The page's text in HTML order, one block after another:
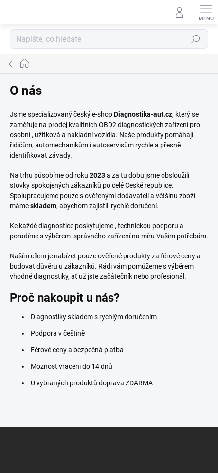
Hledat
Domů
O nás
Jsme specializovaný český e-shopDiagnostika-aut.cz, který se
zaměřuje na prodej kvalitních OBD2 diagnostických zařízení pro
osobní , užitková a nákladní vozidla. Naše produkty pomáhají
řidičům, automechanikům i autoservisům rychle a přesně
identifikovat závady.
Na trhu působíme od roku 2023a za tu dobu jsme obsloužili
stovky spokojených zákazníků po celé České republice.
Spolupracujeme pouze s ověřenými dodavateli a většinu zboží
mámeskladem, abychom zajistili rychlé doručení.
Ke každé diagnostice poskytujeme , technickou podporu a
poradíme s výběrem správného zařízení na míru Vašim potřebám.
Naším cílem je nabízet pouze ověřené produkty za férové ceny a
budovat důvěru u zákazníků. Rádi vám pomůžeme s výběrem
vhodné diagnostiky, ať už jste začátečník nebo profesionál.
Proč nakoupit u nás?
Diagnostiky skladem s rychlým doručením
Podpora v češtině
Férové ceny a bezpečná platba
Možnost vrácení do 14 dnů
U vybraných produktů doprava ZDARMA